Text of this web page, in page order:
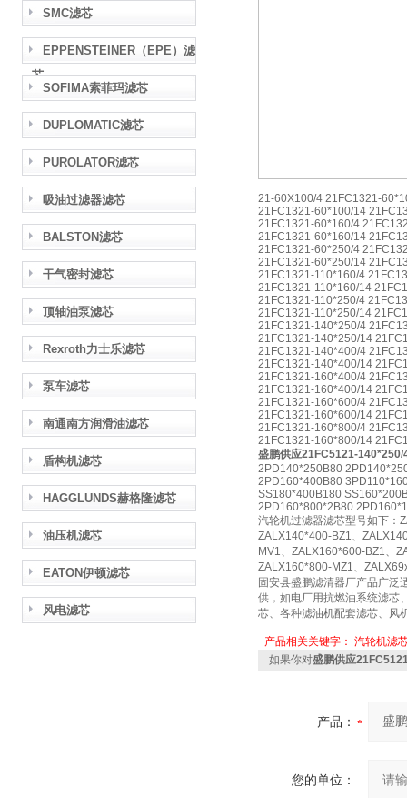
SMC滤芯
EPPENSTEINER（EPE）滤
芯
SOFIMA索菲玛滤芯
DUPLOMATIC滤芯
PUROLATOR滤芯
吸油过滤器滤芯
BALSTON滤芯
干气密封滤芯
顶轴油泵滤芯
Rexroth力士乐滤芯
泵车滤芯
南通南方润滑油滤芯
盾构机滤芯
HAGGLUNDS赫格隆滤芯
油压机滤芯
EATON伊顿滤芯
风电滤芯
21-60X100/4 21FC1321-
21FC1321-60*100/14
21FC1321-60*160/4
21FC1321-60*160/14
21FC1321-60*250/4
21FC1321-60*250/14
21FC1321-110*160/4
21FC1321-110*160/14
21FC1321-110*250/4
21FC1321-110*250/14
21FC1321-140*250/4
21FC1321-140*250/14
21FC1321-140*400/4
21FC1321-140*400/14
21FC1321-160*400/4
21FC1321-160*400/14
21FC1321-160*600/4
21FC1321-160*600/14
21FC1321-160*800/4
21FC1321-160*800/14
盛鹏供应21FC5121-140*250/
2PD140*250B80
2PD160*400B80
SS180*400B180
2PD160*800*2B80
汽轮机过滤器滤芯型号如下：
ZALX140*400-BZ1、
MV1、ZALX160*600-BZ1、
ZALX160*800-MZ1、
固安县盛鹏滤清器厂产品广泛
供，如电厂用抗燃油系统滤芯
芯、各种滤油机配套滤芯、风
产品相关关键字： 汽轮机滤
如果你对盛鹏供应
产品：
您的单位：